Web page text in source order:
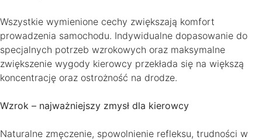
Wszystkie wymienione cechy zwiększają komfort
prowadzenia samochodu. Indywidualne dopasowanie do
specjalnych potrzeb wzrokowych oraz maksymalne
zwiększenie wygody kierowcy przekłada się na większą
koncentrację oraz ostrożność na drodze.
Wzrok – najważniejszy zmysł dla kierowcy
Naturalne zmęczenie, spowolnienie refleksu, trudności w